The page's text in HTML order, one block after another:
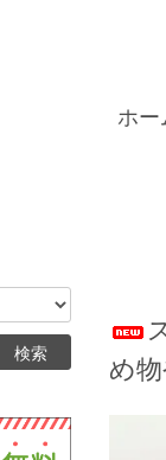
ホー
め